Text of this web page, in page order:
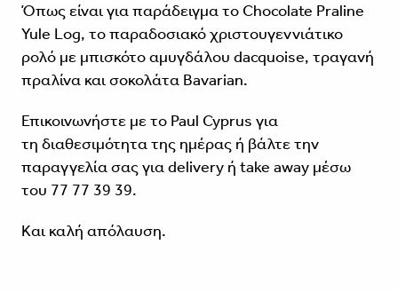
Όπως είναι για παράδειγμα το Chocolate Praline
Yule Log, το παραδοσιακό χριστουγεννιάτικο
ρολό με μπισκότο αμυγδάλου dacquoise, τραγανή
πραλίνα και σοκολάτα Bavarian.
Επικοινωνήστε με το Paul Cyprus για
τη διαθεσιμότητα της ημέρας ή βάλτε την
παραγγελία σας για delivery ή take away μέσω
του 77 77 39 39.
Και καλή απόλαυση.